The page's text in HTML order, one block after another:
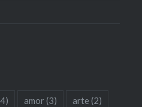
amor(3) arte (2)